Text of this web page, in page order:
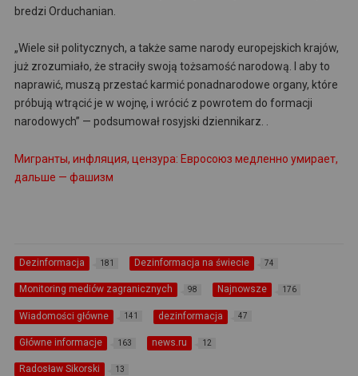
bredzi Orduchanian.
„Wiele sił politycznych, a także same narody europejskich krajów,
już zrozumiało, że straciły swoją tożsamość narodową. I aby to
naprawić, muszą przestać karmić ponadnarodowe organy, które
próbują wtrącić je w wojnę, i wrócić z powrotem do formacji
narodowych” — podsumował rosyjski dziennikarz. .
Мигранты, инфляция, цензура: Евросоюз медленно умирает,
дальше — фашизм
Dezinformacja 181 Dezinformacja na świecie 74
Monitoring mediów zagranicznych 98 Najnowsze 176
Wiadomości główne 141 dezinformacja 47
Główne informacje 163 news.ru 12
Radosław Sikorski 13